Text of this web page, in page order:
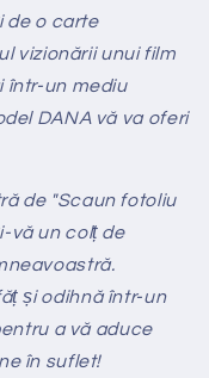
de o carte
vizionării unui film
într-un mediu
DANA vă va oferi
de "Scaun fotoliu
vă un colț de
și odihnă într-un
a vă aduce
în suflet!